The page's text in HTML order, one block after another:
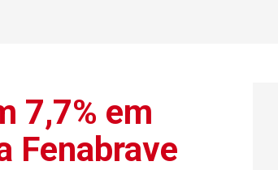
7,7% em
Fenabrave